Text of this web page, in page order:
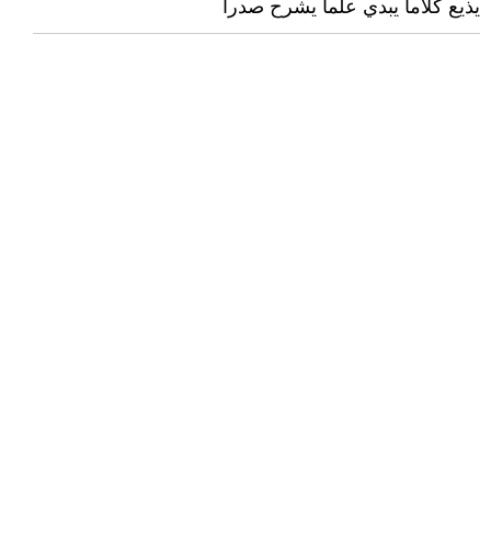
يذيع كلاماً يبدي علماً يشرح صدراً